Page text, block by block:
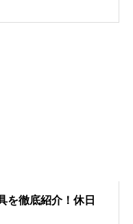
を徹底紹介！休日